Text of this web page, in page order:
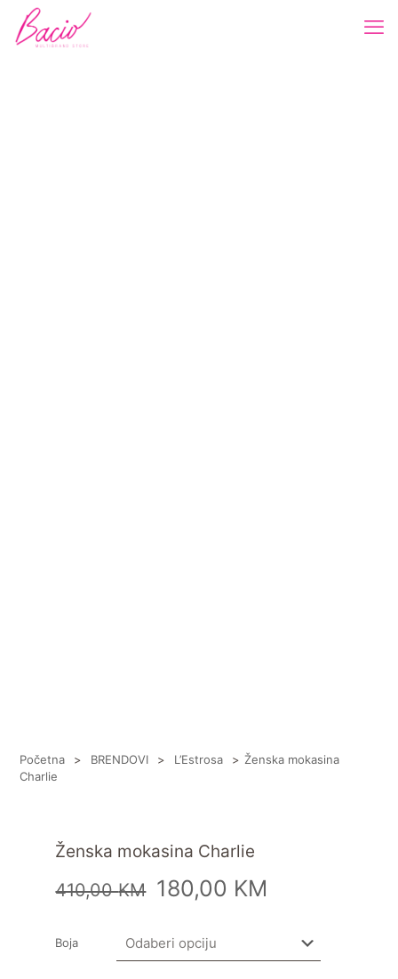
Početna > BRENDOVI > L’Estrosa > Ženska mokasina
Charlie
Ženska mokasina Charlie
410,00KM 180,00 KM
Boja